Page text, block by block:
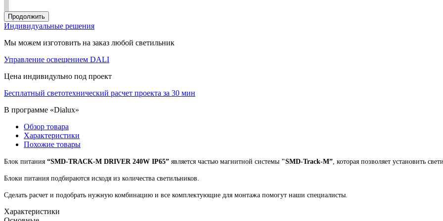
Продолжить
Индивидуальные решения
Мы можем изготовить на заказ любой светильник
Управление освещением DALI
Цена индивидульно под проект
Бесплатный светотехнический расчет проекта за 30 мин
В программе «Dialux»
Обзор товара
Характеристики
Похожие товары
Блок питания “SMD-TRACK-M DRIVER 240W IP65” является частью магнитной системы "SMD-Track-M”, которая позволяет установить
Блоки питания подбираются исходя из количества светильников.
Сделать расчет и подобрать нужную комбинацию и все комплектующие для монтажа помогут наши специалисты.
Характеристики